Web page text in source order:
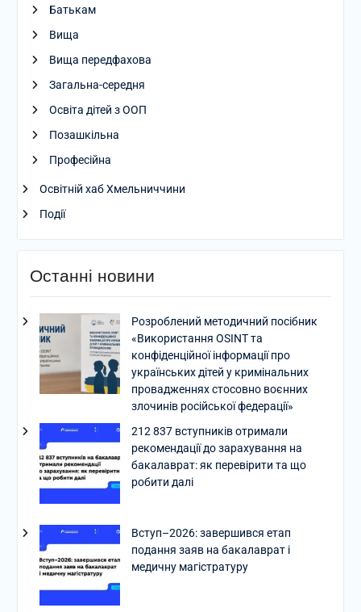
Батькам
Вища
Вища передфахова
Загальна-середня
Освіта дітей з ООП
Позашкільна
Професійна
Освітній хаб Хмельниччини
Події
Останні новини
Розроблений методичний посібник
«Використання OSINT та
конфіденційної інформації про
українських дітей у кримінальних
провадженнях стосовно воєнних
злочинів російської федерації»
212 837 вступників отримали
рекомендації до зарахування на
бакалаврат: як перевірити та що
робити далі
Вступ–2026: завершився етап
подання заяв на бакалаврат і
медичну магістратуру